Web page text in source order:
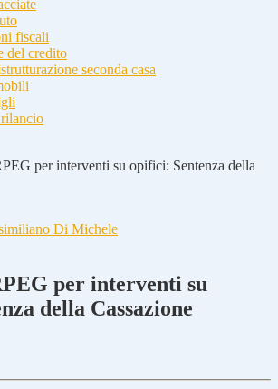
fiscali
del credito
seconda casa
per interventi su opifici: Sentenza della
Di Michele
per interventi su
della Cassazione